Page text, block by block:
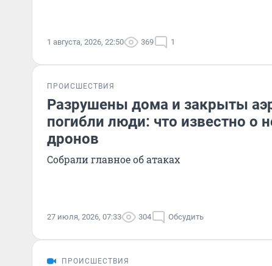
1 августа, 2026, 22:50 369 1
ПРОИСШЕСТВИЯ
Разрушены дома и закрыты
погибли люди: что известно о
дронов
Собрали главное об атаках
27 июля, 2026, 07:33 304 Обсудить
ПРОИСШЕСТВИЯ